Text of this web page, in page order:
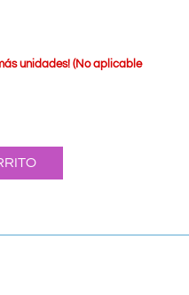
unidades! (No aplicable